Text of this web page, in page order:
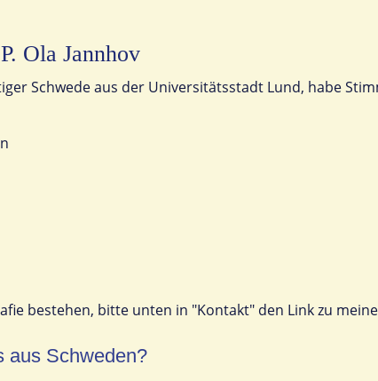
Ola Jannhov
Schwede aus der Universitätsstadt Lund, habe
bestehen, bitte unten in "Kontakt" den Link zu
aus Schweden?